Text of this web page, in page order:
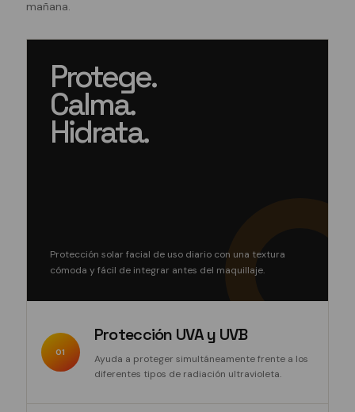
mañana.
Protege.
Calma.
Hidrata.
Protección solar facial de uso diario con una textura
cómoda y fácil de integrar antes del maquillaje.
01
Protección UVA y UVB
Ayuda a proteger simultáneamente frente a los
diferentes tipos de radiación ultravioleta.